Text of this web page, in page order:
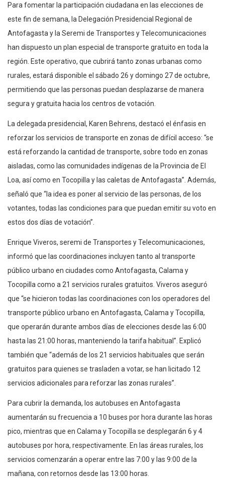
Para fomentar la participación ciudadana en las elecciones de
este fin de semana, la Delegación Presidencial Regional de
Antofagasta y la Seremi de Transportes y Telecomunicaciones
han dispuesto un plan especial de transporte gratuito en toda la
región. Este operativo, que cubrirá tanto zonas urbanas como
rurales, estará disponible el sábado 26 y domingo 27 de octubre,
permitiendo que las personas puedan desplazarse de manera
segura y gratuita hacia los centros de votación.
La delegada presidencial, Karen Behrens, destacó el énfasis en
reforzar los servicios de transporte en zonas de difícil acceso: “se
está reforzando la cantidad de transporte, sobre todo en zonas
aisladas, como las comunidades indígenas de la Provincia de El
Loa, así como en Tocopilla y las caletas de Antofagasta”. Además,
señaló que “la idea es poner al servicio de las personas, de los
votantes, todas las condiciones para que puedan emitir su voto en
estos dos días de votación”.
Enrique Viveros, seremi de Transportes y Telecomunicaciones,
informó que las coordinaciones incluyen tanto al transporte
público urbano en ciudades como Antofagasta, Calama y
Tocopilla como a 21 servicios rurales gratuitos. Viveros aseguró
que “se hicieron todas las coordinaciones con los operadores del
transporte público urbano en Antofagasta, Calama y Tocopilla,
que operarán durante ambos días de elecciones desde las 6:00
hasta las 21:00 horas, manteniendo la tarifa habitual”. Explicó
también que “además de los 21 servicios habituales que serán
gratuitos para quienes se trasladen a votar, se han licitado 12
servicios adicionales para reforzar las zonas rurales”.
Para cubrir la demanda, los autobuses en Antofagasta
aumentarán su frecuencia a 10 buses por hora durante las horas
pico, mientras que en Calama y Tocopilla se desplegarán 6 y 4
autobuses por hora, respectivamente. En las áreas rurales, los
servicios comenzarán a operar entre las 7:00 y las 9:00 de la
mañana, con retornos desde las 13:00 horas.